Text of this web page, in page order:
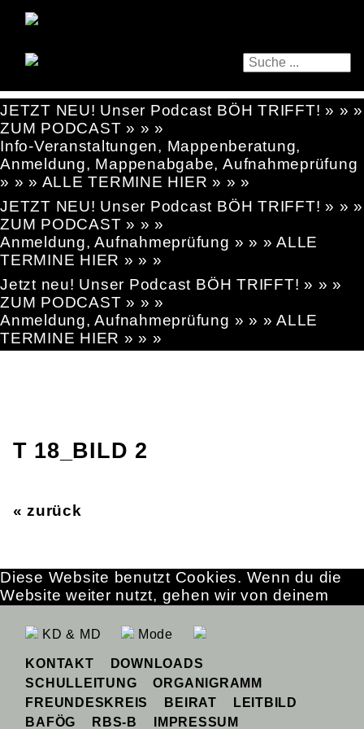
JETZT NEU! Unser Podcast BÖH TRIFFT! » » »
ZUM PODCAST » » »
Info-Veranstaltungen, Mappenberatung,
Anmeldung, Mappenabgabe, Aufnahmeprüfung
» » » ALLE TERMINE HIER » » »
JETZT NEU! Unser Podcast BÖH TRIFFT! » » »
ZUM PODCAST » » »
Anmeldung, Aufnahmeprüfung » » » ALLE
TERMINE HIER » » »
Jetzt neu! Unser Podcast BÖH TRIFFT! » » »
ZUM PODCAST » » »
Anmeldung, Aufnahmeprüfung » » » ALLE
TERMINE HIER » » »
T 18_BILD 2
« zurück
KD & MD Mode
KONTAKT
DOWNLOADS
SCHULLEITUNG
ORGANIGRAMM
FREUNDESKREIS
BEIRAT
LEITBILD
BAFÖG
RBS-B IMPRESSUM
Diese Website benutzt Cookies. Wenn du die
Website weiter nutzt, gehen wir von deinem